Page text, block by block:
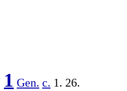
1 Gen. c. 1. 26.